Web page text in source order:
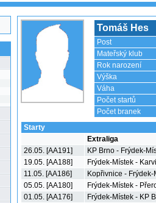
Tomáš Hes
Post
Mateřský klub
Rok narození
Výška
Váha
Počet startů
Počet branek
Starty
Extraliga
26.05. [AA191]
KP Brno - Frýdek-
19.05. [AA188]
Frýdek-Místek -
11.05. [AA186]
Kopřivnice - Frýdek-
05.05. [AA180]
Frýdek-Místek -
01.05. [AA176]
Frýdek-Místek - KP